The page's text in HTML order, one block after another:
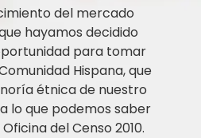
del mercado
hayamos decidido
para tomar
Hispana, que
étnica de nuestro
lo que podemos saber
del Censo 2010.